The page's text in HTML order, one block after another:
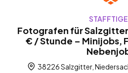
Fotografen für
€ / Stunde – Minijobs,
38226 Salzgitter,